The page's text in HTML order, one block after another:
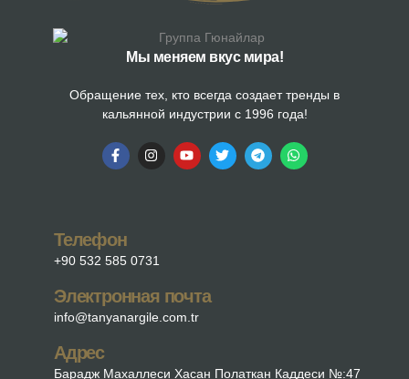
Мы меняем вкус мира!
Обращение тех, кто всегда создает тренды в
кальянной индустрии с 1996 года!
Телефон
+90 532 585 0731
Электронная почта
info@tanyanargile.com.tr
Адрес
Барадж Махаллеси Хасан Полаткан Каддеси №:47